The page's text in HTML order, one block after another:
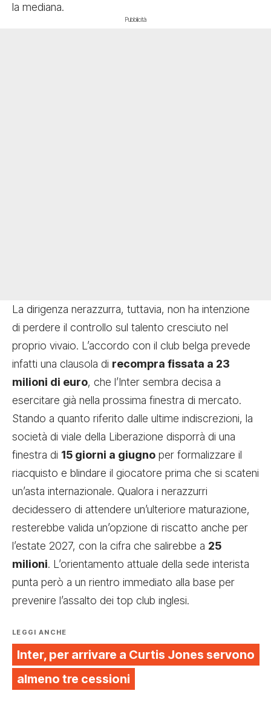
la mediana.
Pubblicità
La dirigenza nerazzurra, tuttavia, non ha intenzione
di perdere il controllo sul talento cresciuto nel
proprio vivaio. L’accordo con il club belga prevede
infatti una clausola di recompra fissata a 23
milioni di euro, che l’Inter sembra decisa a
esercitare già nella prossima finestra di mercato.
Stando a quanto riferito dalle ultime indiscrezioni, la
società di viale della Liberazione disporrà di una
finestra di 15 giorni a giugno per formalizzare il
riacquisto e blindare il giocatore prima che si scateni
un’asta internazionale. Qualora i nerazzurri
decidessero di attendere un’ulteriore maturazione,
resterebbe valida un’opzione di riscatto anche per
l’estate 2027, con la cifra che salirebbe a 25
milioni. L’orientamento attuale della sede interista
punta però a un rientro immediato alla base per
prevenire l’assalto dei top club inglesi.
LEGGI ANCHE
Inter, per arrivare a Curtis Jones servono
almeno tre cessioni